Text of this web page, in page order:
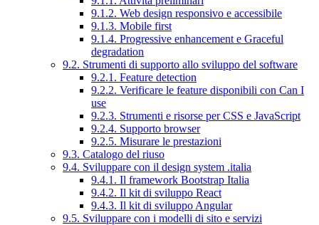
9.1.2. Web design responsivo e accessibile
9.1.3. Mobile first
9.1.4. Progressive enhancement e Graceful
degradation
9.2. Strumenti di supporto allo sviluppo del software
9.2.1. Feature detection
9.2.2. Verificare le feature disponibili con Can I
use
9.2.3. Strumenti e risorse per CSS e JavaScript
9.2.4. Supporto browser
9.2.5. Misurare le prestazioni
9.3. Catalogo del riuso
9.4. Sviluppare con il design system .italia
9.4.1. Il framework Bootstrap Italia
9.4.2. Il kit di sviluppo React
9.4.3. Il kit di sviluppo Angular
9.5. Sviluppare con i modelli di sito e servizi